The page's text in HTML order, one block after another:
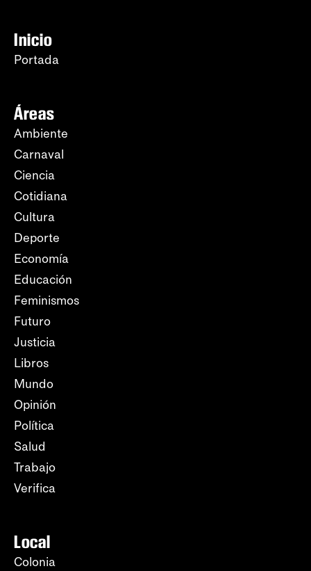
Inicio
Portada
Áreas
Ambiente
Carnaval
Ciencia
Cotidiana
Cultura
Deporte
Economía
Educación
Feminismos
Futuro
Justicia
Libros
Mundo
Opinión
Política
Salud
Trabajo
Verifica
Local
Colonia